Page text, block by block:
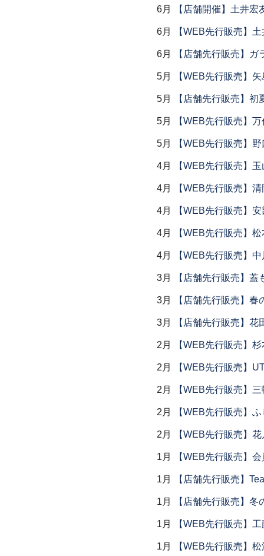
6月 【店舗開催】土井宏
6月 【WEB先行販売】
6月 【店舗先行販売】ガ
5月 【WEB先行販売】
5月 【店舗先行販売】初
5月 【WEB先行販売】
5月 【WEB先行販売】
4月 【WEB先行販売】
4月 【WEB先行販売】
4月 【WEB先行販売】
4月 【WEB先行販売】
4月 【WEB先行販売】
3月 【店舗先行販売】蓋
3月 【店舗先行販売】春
3月 【店舗先行販売】
2月 【WEB先行販売】
2月 【WEB先行販売】
2月 【WEB先行販売】
2月 【WEB先行販売】
2月 【WEB先行販売】
1月 【WEB先行販売】
1月 【店舗先行販売】
1月 【店舗先行販売】冬
1月 【WEB先行販売】
1月 【WEB先行販売】